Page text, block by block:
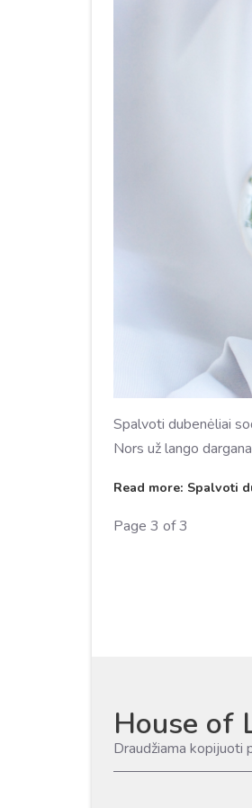
Spalvoti dubenėliai
Nors už lango
Read more: Spalvoti
Page 3 of 3
House of
Draudžiama kopijuoti